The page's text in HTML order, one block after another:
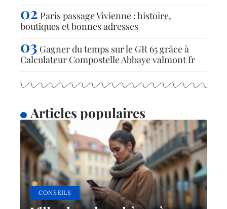
Paris passage Vivienne : histoire,
boutiques et bonnes adresses
Gagner du temps sur le GR 65 grâce à
Calculateur Compostelle Abbaye valmont fr
Articles populaires
CONSEILS